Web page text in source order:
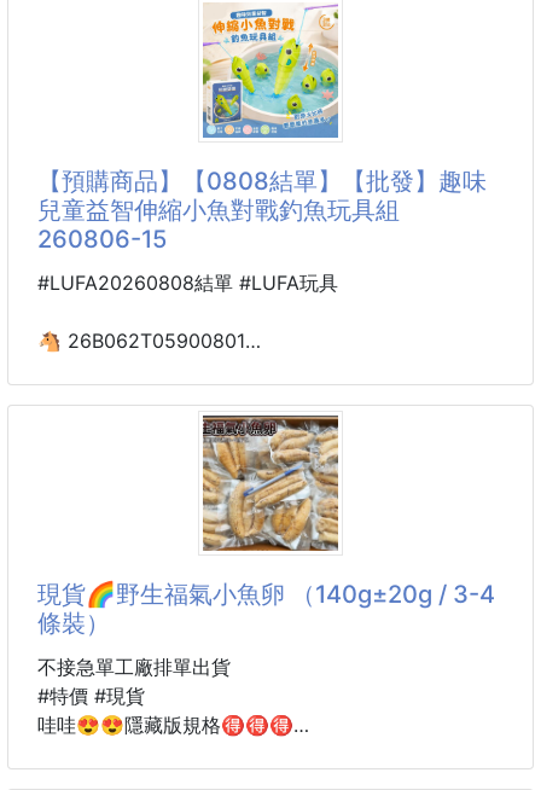
【商品尺寸】-28*7cm
【使用時間】-充電3小時，高亮度可使用2小時、低亮
【商品配件】-USB充電線
【商品款式】-三角形/圓形/正方形
以實際收到為主。)
♥️商品說明：
你跟上潮流了嗎?
給你一點光明，戰贏黑夜
#LED #小檯燈 #魷魚遊戲
小檯燈模式/小夜燈模式
不只一種的燈光模式，讓使用更隨心所欲
💡續航力持久
採用
【預購商品】【0808結單】【批發】趣味
兒童益智伸縮小魚對戰釣魚玩具組
260806-15
#LUFA20260808結單 #LUFA玩具
🐴 26B062T05900801
🎣強力四爪釣鉤‧一釣一個準
專為小朋友設計的四爪鉤頭，輕鬆瞄準、一勾上鉤！減
注力。
🐟獨特伸縮設計‧比比誰最長
小魚拉開有驚喜！多節長度，釣上來拉開才知道長短，
看誰能釣到「隱藏版大魚」，競技對戰更有趣！
🛡️精選環保‧圓潤耐摔不傷手
現貨🌈野生福氣小魚卵 （140g±20g / 3-4
條裝）
不接急單工廠排單出貨
#特價 #現貨
哇哇😍😍隱藏版規格🉐🉐🉐